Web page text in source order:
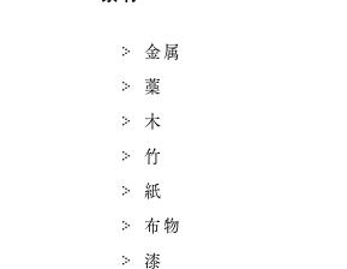
金属
藁
木
竹
紙
布物
漆